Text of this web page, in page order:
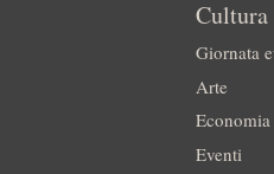
Cultura
Giornata
Arte
Economia
Eventi